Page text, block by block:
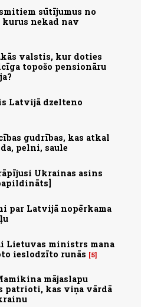
sūtījumus no
nekad nav
valstis, kur doties
topošo pensionāru
Latvijā dzelteno
gudrības, kas atkal
pelni, saule
Ukrainas asins
par Latvijā nopērkama
Lietuvas ministrs mana
ieslodzīto runās
5
mājaslapu
patrioti, kas viņa vārdā